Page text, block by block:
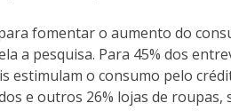
fomentar o aumento do
a pesquisa. Para 45% dos
estimulam o consumo pelo
e outros 26% lojas de roupas,